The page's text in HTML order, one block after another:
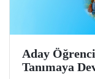
Aday
Tanımaya